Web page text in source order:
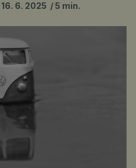
16. 6. 2025 5 min.